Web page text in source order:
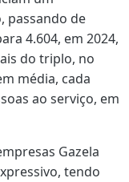
passando de
4.604, em 2024,
do triplo, no
média, cada
ao serviço, em
Gazela
tendo